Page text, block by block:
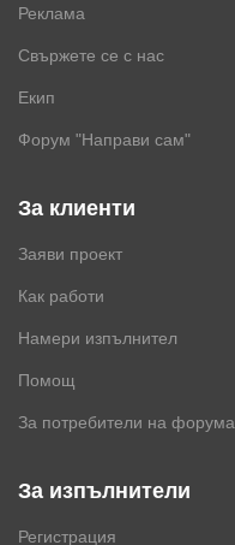
Реклама
Свържете се с нас
Екип
Форум "Направи сам"
За клиенти
Заяви проект
Как работи
Намери изпълнител
Помощ
За потребители на форума
За изпълнители
Регистрация